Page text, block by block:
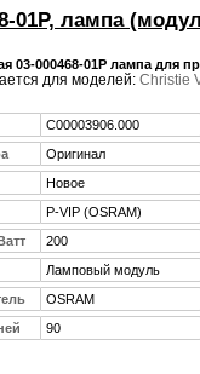
01P, лампа
03-000468-01P лампа для
для моделей: Christie
C00003906.000
Оригинал
Новое
P-VIP (OSRAM)
200
Ламповый модуль
OSRAM
90